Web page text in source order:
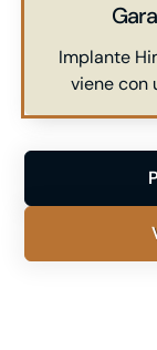
Implante
viene con